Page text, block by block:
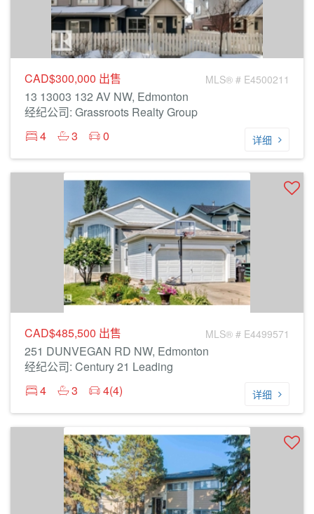
CAD$300,000 出售 MLS® # E4500211
13 13003 132 AV NW, Edmonton
经纪公司: Grassroots Realty Group
4
3 0 详细
CAD$485,500 出售 MLS® # E4499571
251 DUNVEGAN RD NW, Edmonton
经纪公司: Century 21 Leading
4
3 4(4) 详细